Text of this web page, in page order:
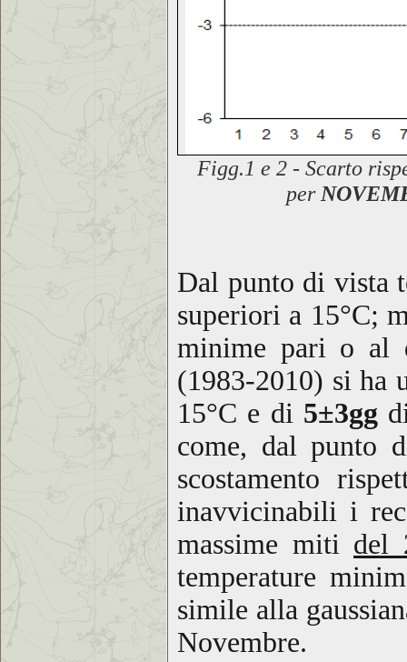
Figg.1 e 2 - Scarto
per
Dal punto di vista
superiori a 15°C;
minime pari o al
(1983-2010) si ha
15°C e di 5±3gg
come, dal punto
scostamento
inavvicinabili i
massime miti del
temperature
simile alla
Novembre.